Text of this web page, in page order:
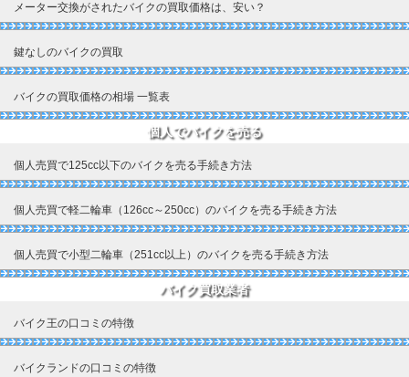
メーター交換がされたバイクの買取価格は、安い？
鍵なしのバイクの買取
バイクの買取価格の相場 一覧表
個人でバイクを売る
個人売買で125cc以下のバイクを売る手続き方法
個人売買で軽二輪車（126cc～250cc）のバイクを売る手続き方法
個人売買で小型二輪車（251cc以上）のバイクを売る手続き方法
バイク買取業者
バイク王の口コミの特徴
バイクランドの口コミの特徴